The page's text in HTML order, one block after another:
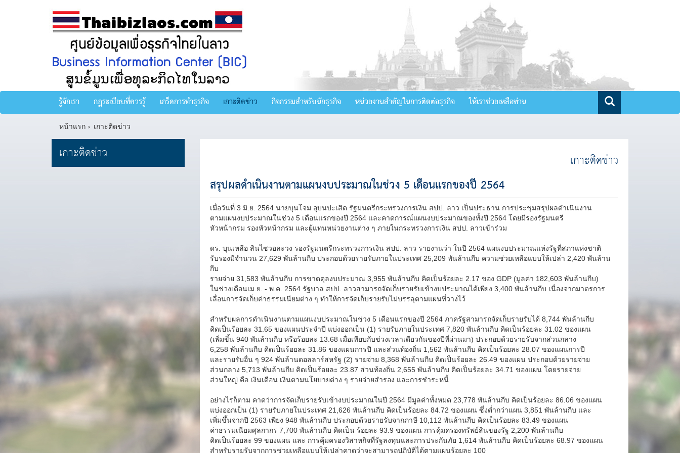
รู้จักเรา กฎระเบียบที่ควรรู้ เกร็ดการทำธุรกิจ เกาะติดข่าว กิจกรรมสำหรับนักธุรกิจ หน่วยงานสำคัญในการติดต่อธุรกิจ ให้เราช่วยเหลือท่าน
หน้าแรก เกาะติดข่าว
เกาะติดข่าว เกาะติดข่าว
สรุปผลดำเนินงานตามแผนงบประมาณในช่วง 5 เดือนแรกของปี 2564
เมื่อวันที่ 3 มิ.ย. 2564 นายบุนโจม อุบนปะเสิด รัฐมนตรีกระทรวงการเงิน สปป. ลาว เป็นประธาน การประชุมสรุปผลดำเนินงาน
ตามแผนงบประมาณในช่วง 5 เดือนแรกของปี 2564 และคาดการณ์แผนงบประมาณของทั้งปี 2564 โดยมีรองรัฐมนตรี
หัวหน้ากรม รองหัวหน้ากรม และผู้แทนหน่วยงานต่าง ๆ ภายในกระทรวงการเงิน สปป. ลาวเข้าร่วม
ดร. บุนเหลือ สินไซวอละวง รองรัฐมนตรีกระทรวงการเงิน สปป. ลาว รายงานว่า ในปี 2564 แผนงบประมาณแห่งรัฐที่สภาแห่งชาติ
รับรองมีจำนวน 27,629 พันล้านกีบ ประกอบด้วยรายรับภายในประเทศ 25,209 พันล้านกีบ ความช่วยเหลือแบบให้เปล่า 2,420 พันล้าน
กีบ
รายจ่าย 31,583 พันล้านกีบ การขาดดุลงบประมาณ 3,955 พันล้านกีบ คิดเป็นร้อยละ 2.17 ของ GDP (มูลค่า 182,603 พันล้านกีบ)
ในช่วงเดือนเม.ย. - พ.ค. 2564 รัฐบาล สปป. ลาวสามารถจัดเก็บรายรับเข้างบประมาณได้เพียง 3,400 พันล้านกีบ เนื่องจากมาตรการ
เลื่อนการจัดเก็บค่าธรรมเนียมต่าง ๆ ทำให้การจัดเก็บรายรับไม่บรรลุตามแผนที่วางไว้
สำหรับผลการดำเนินงานตามแผนงบประมาณในช่วง 5 เดือนแรกของปี 2564 ภาครัฐสามารถจัดเก็บรายรับได้ 8,744 พันล้านกีบ
คิดเป็นร้อยละ 31.65 ของแผนประจำปี แบ่งออกเป็น (1) รายรับภายในประเทศ 7,820 พันล้านกีบ คิดเป็นร้อยละ 31.02 ของแผน
(เพิ่มขึ้น 940 พันล้านกีบ หรือร้อยละ 13.68 เมื่อเทียบกับช่วงเวลาเดียวกันของปีที่ผ่านมา) ประกอบด้วยรายรับจากส่วนกลาง
6,258 พันล้านกีบ คิดเป็นร้อยละ 31.86 ของแผนการปี และส่วนท้องถิ่น 1,562 พันล้านกีบ คิดเป็นร้อยละ 28.07 ของแผนการปี
และรายรับอื่น ๆ 924 พันล้านดอลลาร์สหรัฐ (2) รายจ่าย 8,368 พันล้านกีบ คิดเป็นร้อยละ 26.49 ของแผน ประกอบด้วยรายจ่าย
ส่วนกลาง 5,713 พันล้านกีบ คิดเป็นร้อยละ 23.87 ส่วนท้องถิ่น 2,655 พันล้านกีบ คิดเป็นร้อยละ 34.71 ของแผน โดยรายจ่าย
ส่วนใหญ่ คือ เงินเดือน เงินตามนโยบายต่าง ๆ รายจ่ายสำรอง และการชำระหนี้
อย่างไรก็ตาม คาดว่าการจัดเก็บรายรับเข้างบประมาณในปี 2564 มีมูลค่าทั้งหมด 23,778 พันล้านกีบ คิดเป็นร้อยละ 86.06 ของแผน
แบ่งออกเป็น (1) รายรับภายในประเทศ 21,626 พันล้านกีบ คิดเป็นร้อยละ 84.72 ของแผน ซึ่งต่ำกว่าแผน 3,851 พันล้านกีบ และ
เพิ่มขึ้นจากปี 2563 เพียง 948 พันล้านกีบ ประกอบด้วยรายรับจากภาษี 10,112 พันล้านกีบ คิดเป็นร้อยละ 83.49 ของแผน
ค่าธรรมเนียมศุลกากร 7,700 พันล้านกีบ คิดเป็น ร้อยละ 93.9 ของแผน การคุ้มครองทรัพย์สินของรัฐ 2,200 พันล้านกีบ
คิดเป็นร้อยละ 99 ของแผน และ การคุ้มครองวิสาหกิจที่รัฐลงทุนและการประกันภัย 1,614 พันล้านกีบ คิดเป็นร้อยละ 68.97 ของแผน
สำหรับรายรับจากการช่วยเหลือแบบให้เปล่าคาดว่าจะสามารถปฏิบัติได้ตามแผนร้อยละ 100